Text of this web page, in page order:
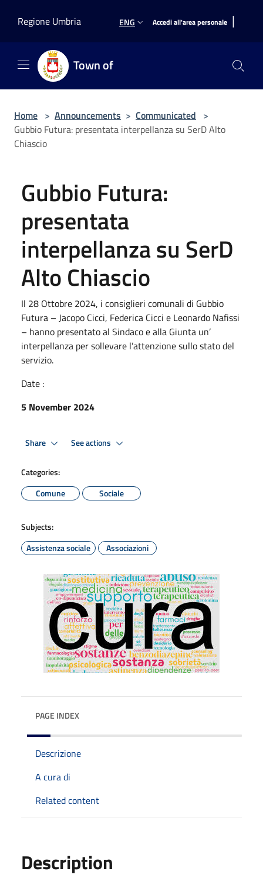
Regione Umbria
ENG Accedi all'area personale |
Town of
Home > Announcements > Communicated >
Gubbio Futura: presentata interpellanza su SerD Alto
Chiascio
Gubbio Futura:
presentata
interpellanza su SerD
Alto Chiascio
Il 28 Ottobre 2024, i consiglieri comunali di Gubbio
Futura – Jacopo Cicci, Federica Cicci e Leonardo Nafissi
– hanno presentato al Sindaco e alla Giunta un’
interpellanza per sollevare l’attenzione sullo stato del
servizio.
Date :
5 November 2024
Share See actions
Categories:
Comune
Sociale
Subjects:
Assistenza sociale
Associazioni
PAGE INDEX
Descrizione
A cura di
Related content
Description